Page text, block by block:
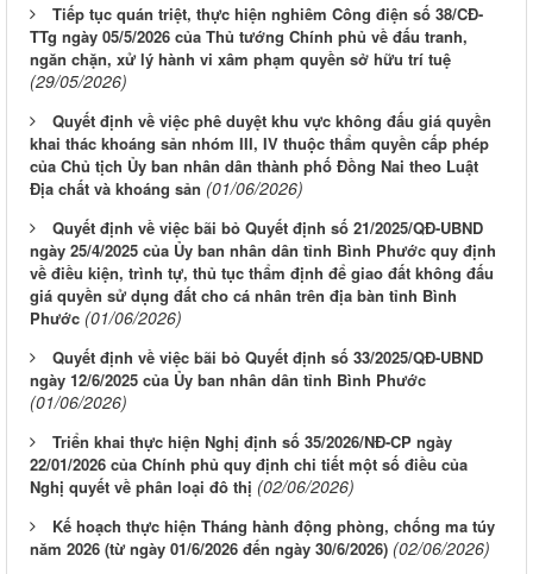
Tiếp tục quán triệt, thực hiện nghiêm Công điện số 38/CĐ-
TTg ngày 05/5/2026 của Thủ tướng Chính phủ về đấu tranh,
ngăn chặn, xử lý hành vi xâm phạm quyền sở hữu trí tuệ
(29/05/2026)
Quyết định về việc phê duyệt khu vực không đấu giá quyền
khai thác khoáng sản nhóm III, IV thuộc thẩm quyền cấp phép
của Chủ tịch Ủy ban nhân dân thành phố Đồng Nai theo Luật
Địa chất và khoáng sản (01/06/2026)
Quyết định về việc bãi bỏ Quyết định số 21/2025/QĐ-UBND
ngày 25/4/2025 của Ủy ban nhân dân tỉnh Bình Phước quy định
về điều kiện, trình tự, thủ tục thẩm định để giao đất không đấu
giá quyền sử dụng đất cho cá nhân trên địa bàn tỉnh Bình
Phước (01/06/2026)
Quyết định về việc bãi bỏ Quyết định số 33/2025/QĐ-UBND
ngày 12/6/2025 của Ủy ban nhân dân tỉnh Bình Phước
(01/06/2026)
Triển khai thực hiện Nghị định số 35/2026/NĐ-CP ngày
22/01/2026 của Chính phủ quy định chi tiết một số điều của
Nghị quyết về phân loại đô thị (02/06/2026)
Kế hoạch thực hiện Tháng hành động phòng, chống ma túy
năm 2026 (từ ngày 01/6/2026 đến ngày 30/6/2026) (02/06/2026)